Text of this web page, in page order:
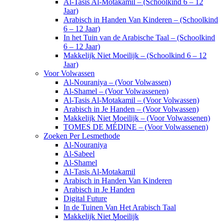
Al-Tasis Al-Motakamil – (Schoolkind 6 – 12
Jaar)
Arabisch in Handen Van Kinderen – (Schoolkind
6 – 12 Jaar)
In het Tuin van de Arabische Taal – (Schoolkind
6 – 12 Jaar)
Makkelijk Niet Moeilijk – (Schoolkind 6 – 12
Jaar)
Voor Volwassen
Al-Nouraniya – (Voor Volwassen)
Al-Shamel – (Voor Volwassenen)
Al-Tasis Al-Motakamil – (Voor Volwassen)
Arabisch in Je Handen – (Voor Volwassen)
Makkelijk Niet Moeilijk – (Voor Volwassenen)
TOMES DE MÉDINE – (Voor Volwassenen)
Zoeken Per Lesmethode
Al-Nouraniya
Al-Sabeel
Al-Shamel
Al-Tasis Al-Motakamil
Arabisch in Handen Van Kinderen
Arabisch in Je Handen
Digital Future
In de Tuinen Van Het Arabisch Taal
Makkelijk Niet Moeilijk